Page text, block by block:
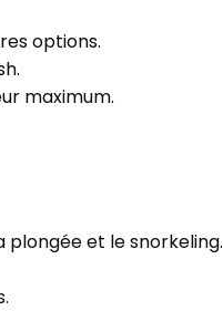
options.
maximum.
plongée et le snorkeling.